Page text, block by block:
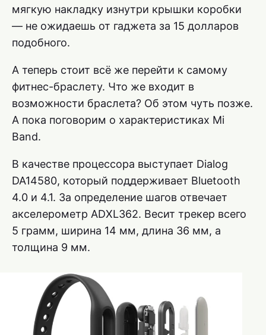
мягкую накладку изнутри крышки коробки
— не ожидаешь от гаджета за 15 долларов
подобного.
А теперь стоит всё же перейти к самому
фитнес-браслету. Что же входит в
возможности браслета? Об этом чуть позже.
А пока поговорим о характеристиках Mi
Band.
В качестве процессора выступает Dialog
DA14580, который поддерживает Bluetooth
4.0 и 4.1. За определение шагов отвечает
акселерометр ADXL362. Весит трекер всего
5 грамм, ширина 14 мм, длина 36 мм, а
толщина 9 мм.